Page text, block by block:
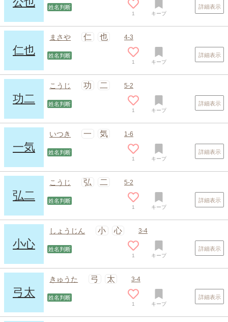
姓名判断
1 キープ
詳細表示
仁也
まさや 仁 也 4-3
姓名判断
1 キープ
詳細表示
功二
こうじ 功 二 5-2
姓名判断
1 キープ
詳細表示
一気
いつき 一 気 1-6
姓名判断
1 キープ
詳細表示
弘二
こうじ 弘 二 5-2
姓名判断
1 キープ
詳細表示
小心
しょうじん 小 心 3-4
姓名判断
1 キープ
詳細表示
弓太
きゅうた 弓 太 3-4
姓名判断
1 キープ
詳細表示